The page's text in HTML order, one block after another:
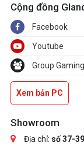
Cộng đồng
Facebook
Youtube
Group Gaming
Xem bản PC
Showroom
Địa chỉ: số 37-